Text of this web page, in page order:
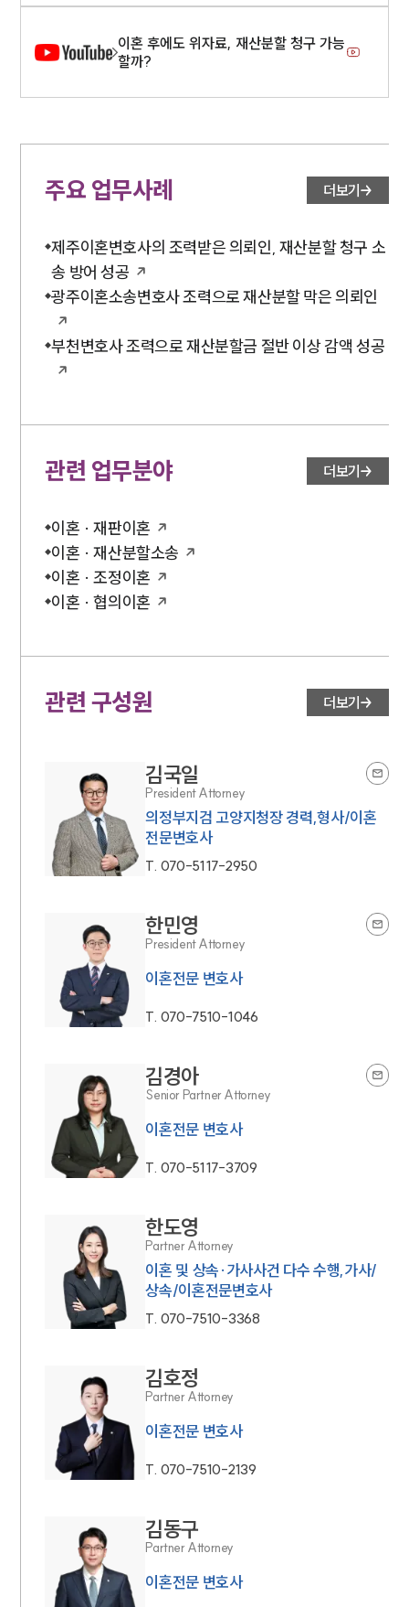
이혼 후에도 위자료, 재산분할 청구 가능
할까?
주요 업무사례 더보기
제주이혼변호사의 조력받은 의뢰인, 재산분할 청구 소
송 방어 성공
광주이혼소송변호사 조력으로 재산분할 막은 의뢰인
부천변호사 조력으로 재산분할금 절반 이상 감액 성공
관련 업무분야 더보기
이혼 · 재판이혼
이혼 · 재산분할소송
이혼 · 조정이혼
이혼 · 협의이혼
관련 구성원 더보기
김국일
President Attorney
의정부지검 고양지청장 경력,형사/이혼
전문변호사
T. 070-5117-2950
한민영
President Attorney
이혼전문 변호사
T. 070-7510-1046
김경아
Senior Partner Attorney
이혼전문 변호사
T. 070-5117-3709
한도영
Partner Attorney
이혼 및 상속·가사사건 다수 수행,가사/
상속/이혼전문변호사
T. 070-7510-3368
김호정
Partner Attorney
이혼전문 변호사
T. 070-7510-2139
김동구
Partner Attorney
이혼전문 변호사